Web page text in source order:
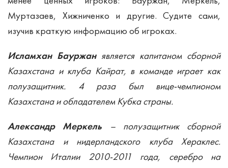
Муртазаев, Хижниченко и другие. Судите сами,
изучив краткую информацию об игроках.
Исламхан Бауржанявляется капитаном сборной
Казахстана и клуба Кайрат, в команде играет как
полузащитник. 4 раза был вице-чемпионом
Казахстана и обладателем Кубка страны.
Александр Меркель – полузащитник сборной
Казахстана и нидерландского клуба Хераклес.
Чемпион Италии 2010-2011 года, серебро на